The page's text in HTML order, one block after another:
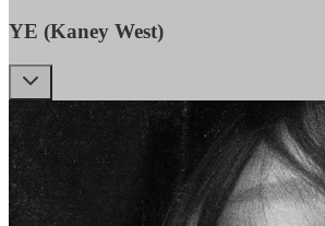
YE (Kaney West)